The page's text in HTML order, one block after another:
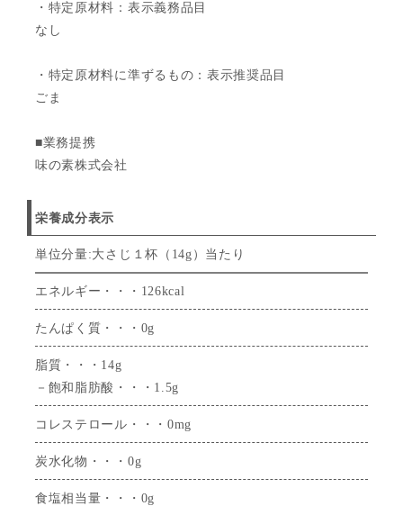
・特定原材料：表示義務品目
なし
・特定原材料に準ずるもの：表示推奨品目
ごま
■業務提携
味の素株式会社
栄養成分表示
単位分量:大さじ１杯（14g）当たり
エネルギー・・・126kcal
たんぱく質・・・0g
脂質・・・14g
－飽和脂肪酸・・・1.5g
コレステロール・・・0mg
炭水化物・・・0g
食塩相当量・・・0g